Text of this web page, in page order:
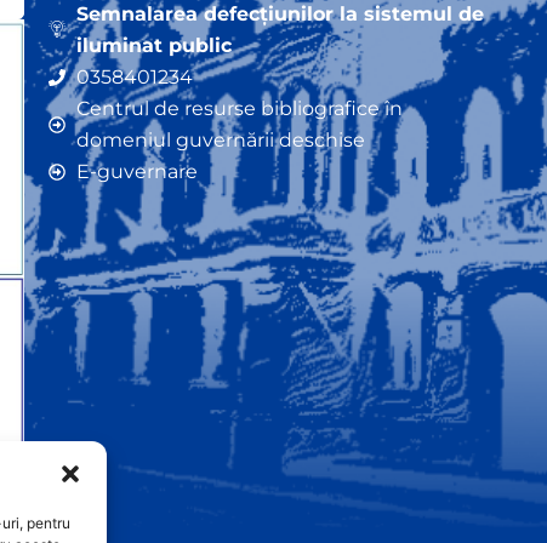
pentru
Semnalarea defecțiunilor la sistemul de
iluminat public
0358401234
Centrul de resurse bibliografice în
domeniul guvernării deschise
E-guvernare